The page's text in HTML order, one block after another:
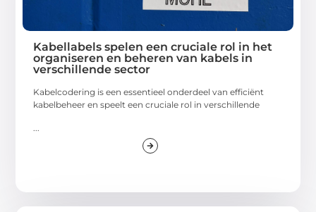
Kabellabels spelen een cruciale rol in het
organiseren en beheren van kabels in
verschillende sector
Kabelcodering is een essentieel onderdeel van efficiënt
kabelbeheer en speelt een cruciale rol in verschillende